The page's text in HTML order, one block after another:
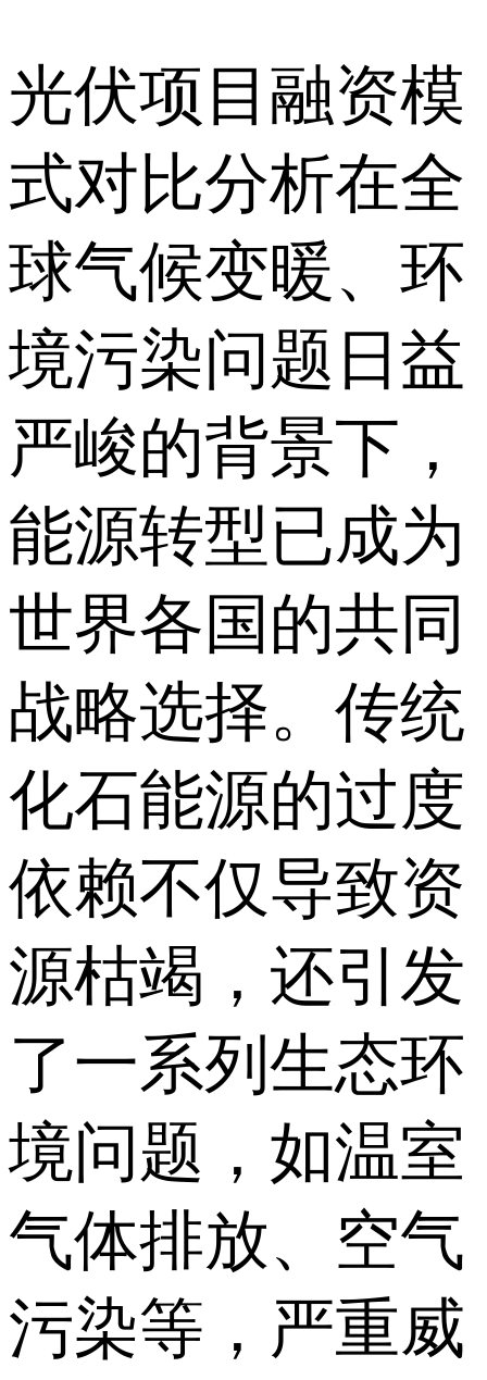
光伏项目融资模
式对比分析在全
球气候变暖、环
境污染问题日益
严峻的背景下，
能源转型已成为
世界各国的共同
战略选择。传统
化石能源的过度
依赖不仅导致资
源枯竭，还引发
了一系列生态环
境问题，如温室
气体排放、空气
污染等，严重威